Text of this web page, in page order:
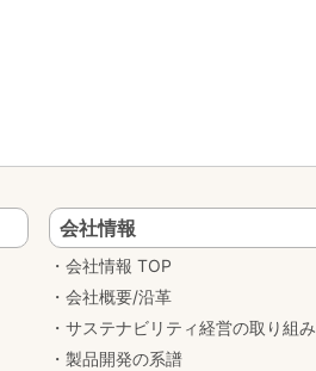
会社情報
会社情報 TOP
会社概要/沿革
サステナビリティ経営の取り組み
製品開発の系譜